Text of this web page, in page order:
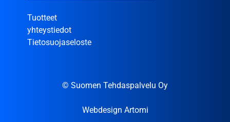
Tuotteet
yhteystiedot
Tietosuojaseloste
© Suomen Tehdaspalvelu Oy
Webdesign Artomi